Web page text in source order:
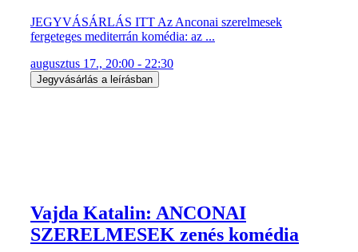
JEGYVÁSÁRLÁS ITT Az Anconai szerelmesek
fergeteges mediterrán komédia: az ...
augusztus 17., 20:00 - 22:30
Jegyvásárlás a leírásban
Vajda Katalin: ANCONAI
SZERELMESEK zenés komédia